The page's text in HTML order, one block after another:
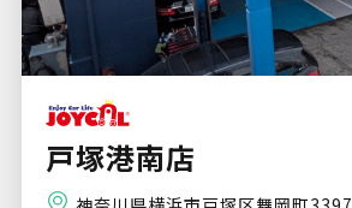
戸塚港南店